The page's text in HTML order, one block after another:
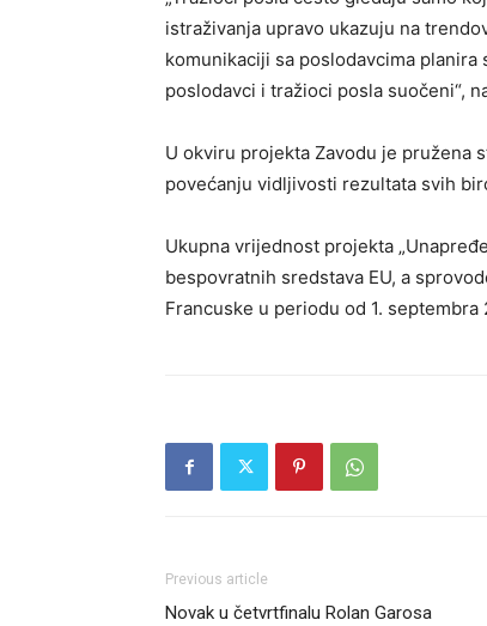
istraživanja upravo ukazuju na
komunikaciji sa poslodavcima
poslodavci i tražioci posla suočeni“,
U okviru projekta Zavodu je pružena
povećanju vidljivosti rezultata svih
Ukupna vrijednost projekta
bespovratnih sredstava EU, a
Francuske u periodu od 1.
Previous article
Novak u četvrtfinalu Rolan Garosa